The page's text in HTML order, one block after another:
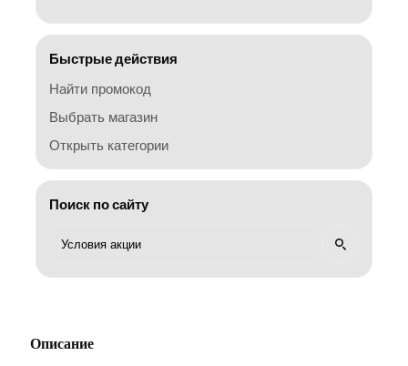
Быстрые действия
Найти промокод
Выбрать магазин
Открыть категории
Поиск по сайту
Описание